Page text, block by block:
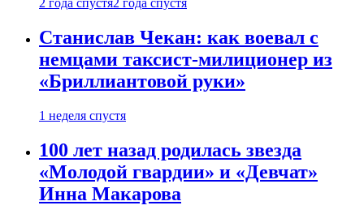
2 года спустя2 года спустя
Станислав Чекан: как воевал с
немцами таксист-милиционер из
«Бриллиантовой руки»
1 неделя спустя
100 лет назад родилась звезда
«Молодой гвардии» и «Девчат»
Инна Макарова